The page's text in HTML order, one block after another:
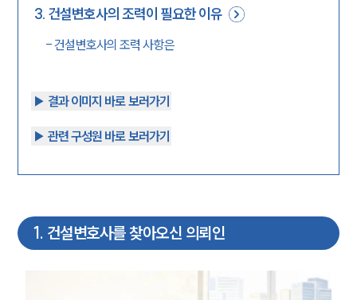
3. 건설변호사의 조력이 필요한 이유
-건설변호사의 조력 사항은
▶︎ 결과 이미지 바로 보러가기
▶︎ 관련 구성원 바로 보러가기
1. 건설변호사를 찾아오신 의뢰인